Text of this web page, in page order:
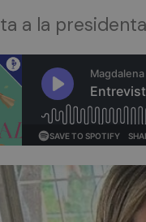
a la